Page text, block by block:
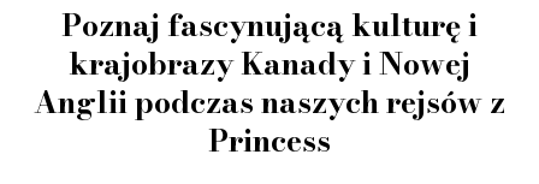
Poznaj fascynującą kulturę i
krajobrazy Kanady i Nowej
Anglii podczas naszych rejsów z
Princess